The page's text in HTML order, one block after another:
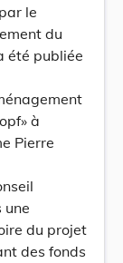
le
du
été publiée
à
Pierre
une
du projet
des fonds